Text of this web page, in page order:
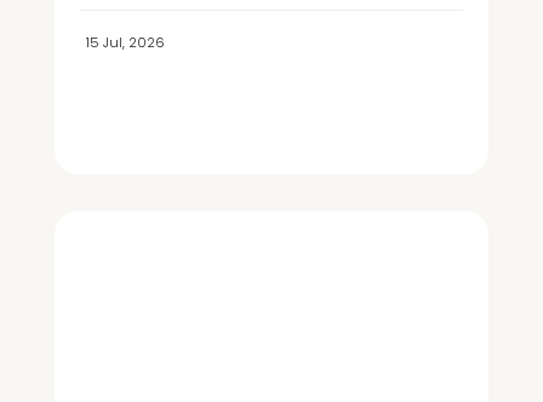
15 Jul, 2026